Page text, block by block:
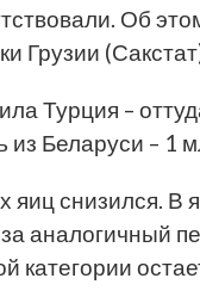
Об
Грузии
Турция –
Беларуси – 1
снизился. В
аналогичный
категории